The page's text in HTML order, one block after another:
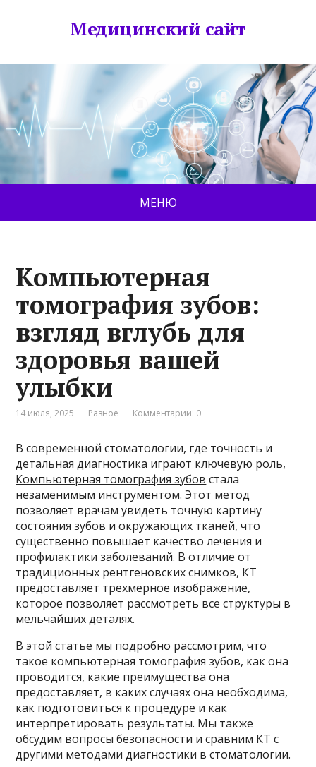
Медицинский сайт
МЕНЮ
Компьютерная
томография зубов:
взгляд вглубь для
здоровья вашей
улыбки
14 июля, 2025 Разное Комментарии: 0
В современной стоматологии, где точность и
детальная диагностика играют ключевую роль,
Компьютерная томография зубов стала
незаменимым инструментом. Этот метод
позволяет врачам увидеть точную картину
состояния зубов и окружающих тканей, что
существенно повышает качество лечения и
профилактики заболеваний. В отличие от
традиционных рентгеновских снимков, КТ
предоставляет трехмерное изображение,
которое позволяет рассмотреть все структуры в
мельчайших деталях.
В этой статье мы подробно рассмотрим, что
такое компьютерная томография зубов, как она
проводится, какие преимущества она
предоставляет, в каких случаях она необходима,
как подготовиться к процедуре и как
интерпретировать результаты. Мы также
обсудим вопросы безопасности и сравним КТ с
другими методами диагностики в стоматологии.